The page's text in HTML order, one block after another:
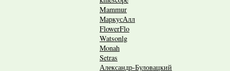
Mammur
МаркусАлл
FlowerFlo
Watsonlg
Мonah
Setras
Александр-Буловацкий